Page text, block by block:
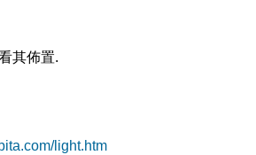
其佈置.
light.htm